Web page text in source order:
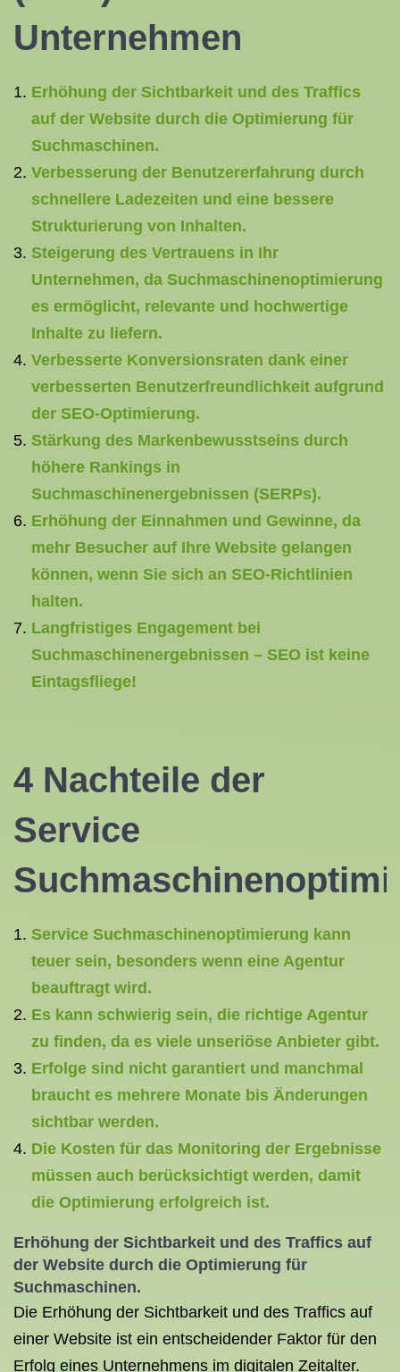
Unternehmen
Erhöhung der Sichtbarkeit und des Traffics
auf der Website durch die Optimierung für
Suchmaschinen.
Verbesserung der Benutzererfahrung durch
schnellere Ladezeiten und eine bessere
Strukturierung von Inhalten.
Steigerung des Vertrauens in Ihr
Unternehmen, da Suchmaschinenoptimierung
es ermöglicht, relevante und hochwertige
Inhalte zu liefern.
Verbesserte Konversionsraten dank einer
verbesserten Benutzerfreundlichkeit aufgrund
der SEO-Optimierung.
Stärkung des Markenbewusstseins durch
höhere Rankings in
Suchmaschinenergebnissen (SERPs).
Erhöhung der Einnahmen und Gewinne, da
mehr Besucher auf Ihre Website gelangen
können, wenn Sie sich an SEO-Richtlinien
halten.
Langfristiges Engagement bei
Suchmaschinenergebnissen – SEO ist keine
Eintagsfliege!
4 Nachteile der
Service
Service Suchmaschinenoptimierung kann
teuer sein, besonders wenn eine Agentur
beauftragt wird.
Es kann schwierig sein, die richtige Agentur
zu finden, da es viele unseriöse Anbieter gibt.
Erfolge sind nicht garantiert und manchmal
braucht es mehrere Monate bis Änderungen
sichtbar werden.
Die Kosten für das Monitoring der Ergebnisse
müssen auch berücksichtigt werden, damit
die Optimierung erfolgreich ist.
Erhöhung der Sichtbarkeit und des Traffics auf
der Website durch die Optimierung für
Suchmaschinen.
Die Erhöhung der Sichtbarkeit und des Traffics auf
einer Website ist ein entscheidender Faktor für den
Erfolg eines Unternehmens im digitalen Zeitalter.